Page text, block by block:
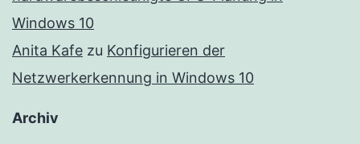
Windows 10
Anita Kafe zu Konfigurieren der
Netzwerkerkennung in Windows 10
Archiv